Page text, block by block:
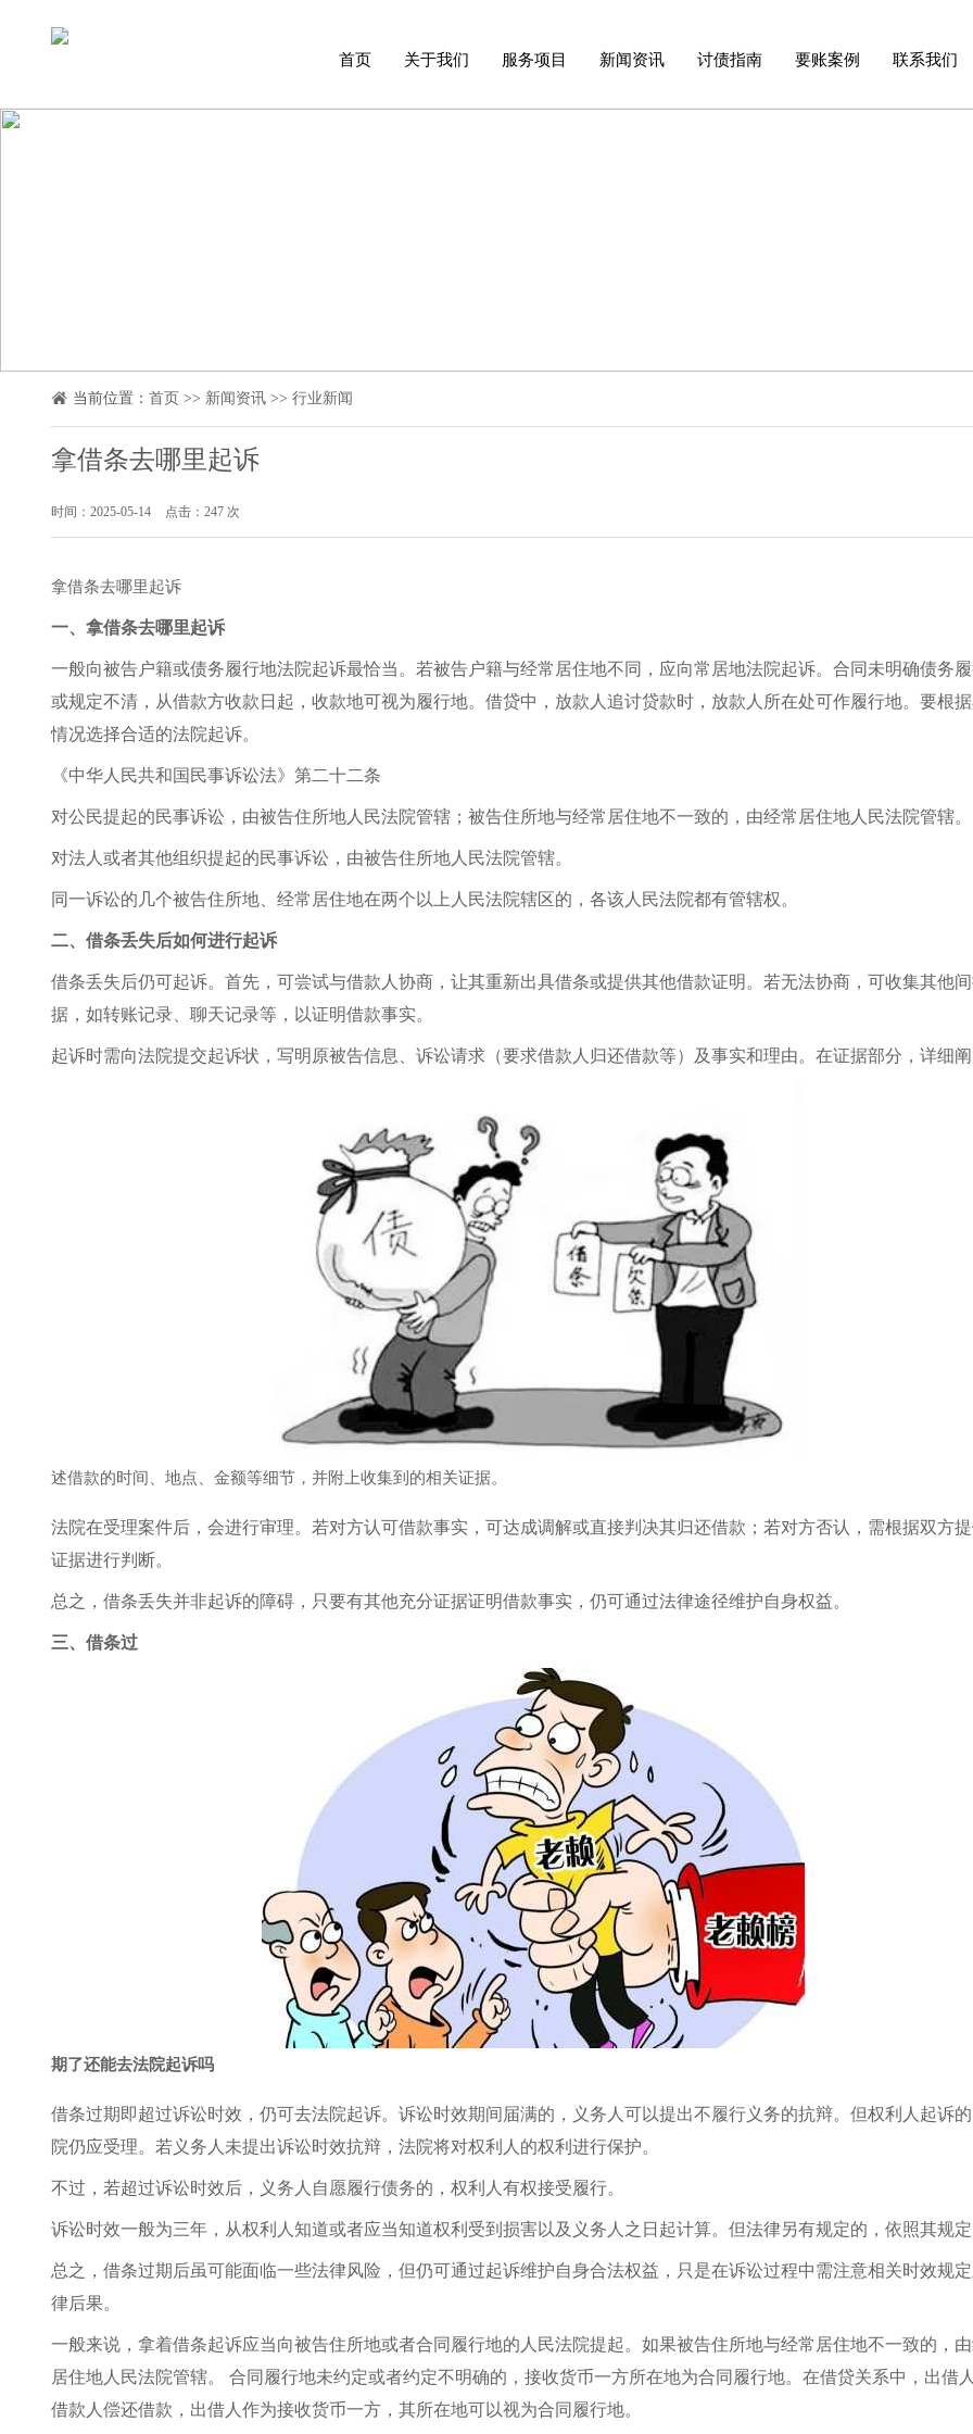
首页 关于我们 服务项目 新闻资讯 讨债指南 要账案例 联系我们
当前位置： 首页 >> 新闻资讯 >> 行业新闻
拿借条去哪里起诉
时间：2025-05-14 点击：247 次
拿借条去哪里起诉
一、拿借条去哪里起诉
一般向被告户籍或债务履行地法院起诉最恰当。若被告户籍与经常居住地不同，应向常居地法院起诉。合同未明确债务
或规定不清，从借款方收款日起，收款地可视为履行地。借贷中，放款人追讨贷款时，放款人所在处可作履行地。要根
情况选择合适的法院起诉。
《中华人民共和国民事诉讼法》第二十二条
对公民提起的民事诉讼，由被告住所地人民法院管辖；被告住所地与经常居住地不一致的，由经常居住地人民法院管辖。
对法人或者其他组织提起的民事诉讼，由被告住所地人民法院管辖。
同一诉讼的几个被告住所地、经常居住地在两个以上人民法院辖区的，各该人民法院都有管辖权。
二、借条丢失后如何进行起诉
借条丢失后仍可起诉。首先，可尝试与借款人协商，让其重新出具借条或提供其他借款证明。若无法协商，可收集其他
据，如转账记录、聊天记录等，以证明借款事实。
起诉时需向法院提交起诉状，写明原被告信息、诉讼请求（要求借款人归还借款等）及事实和理由。在证据部分，详细阐
述借款的时间、地点、金额等细节，并附上收集到的相关证据。
法院在受理案件后，会进行审理。若对方认可借款事实，可达成调解或直接判决其归还借款；若对方否认，需根据双方
证据进行判断。
总之，借条丢失并非起诉的障碍，只要有其他充分证据证明借款事实，仍可通过法律途径维护自身权益。
三、借条过
期了还能去法院起诉吗
借条过期即超过诉讼时效，仍可去法院起诉。诉讼时效期间届满的，义务人可以提出不履行义务的抗辩。但权利人起诉
院仍应受理。若义务人未提出诉讼时效抗辩，法院将对权利人的权利进行保护。
不过，若超过诉讼时效后，义务人自愿履行债务的，权利人有权接受履行。
诉讼时效一般为三年，从权利人知道或者应当知道权利受到损害以及义务人之日起计算。但法律另有规定的，依照其规定
总之，借条过期后虽可能面临一些法律风险，但仍可通过起诉维护自身合法权益，只是在诉讼过程中需注意相关时效规
律后果。
一般来说，拿着借条起诉应当向被告住所地或者合同履行地的人民法院提起。如果被告住所地与经常居住地不一致的，
居住地人民法院管辖。 合同履行地未约定或者约定不明确的，接收货币一方所在地为合同履行地。在借贷关系中，出借
借款人偿还借款，出借人作为接收货币一方，其所在地可以视为合同履行地。